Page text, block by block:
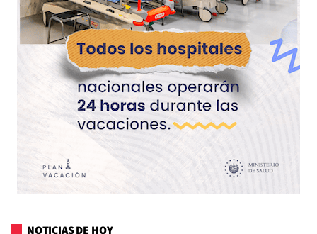
NOTICIAS DE HOY